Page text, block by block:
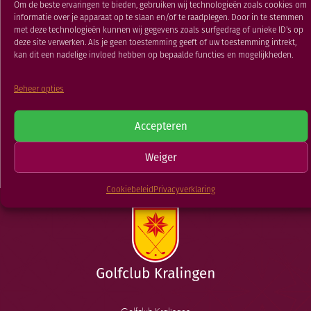
Om de beste ervaringen te bieden, gebruiken wij technologieën zoals cookies om
informatie over je apparaat op te slaan en/of te raadplegen. Door in te stemmen
met deze technologieën kunnen wij gegevens zoals surfgedrag of unieke ID's op
deze site verwerken. Als je geen toestemming geeft of uw toestemming intrekt,
kan dit een nadelige invloed hebben op bepaalde functies en mogelijkheden.
Beheer opties
Accepteren
Weiger
CookiebeleidPrivacyverklaring
RESTAURANT
GOLFSCHOOL
GOLFBAAN
07 JUL 2019
Jeugdwedstrijd Jeugdwedstrijd
NIEUWSOVERZICHT